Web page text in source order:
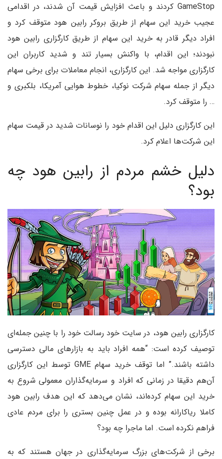
GameStop کردند و باعث افزایش قیمت آن شدند، در اقدامی
عجیب خرید این سهام از طریق بروکر رابین هود متوقف کرد و
افراد دیگر قادر به خرید این سهام از طریق کارگزاری رابین هود
نبودند؛ این اقدام، با واکنش بسیار تند و شدید کاربران این
کارگزاری مواجه شد. این کارگزاری، انجام معاملات برای برخی سهام
دیگر از جمله سهام شرکت نوکیا، خطوط هوایی آمریکا، بلک‎بری و
… را متوقف کرد.
این کارگزاری دلیل این اقدام خود را نوسانات شدید در قیمت سهام
این شرکت‌ها اعلام کرد.
دلیل خشم مردم از رابین هود چه
بود؟
کارگزاری رابین هود، در سایت خود رسالت خود را با چنین جمله‌ای
توصیف کرده است: “همه افراد باید به بازارهای مالی دسترسی
داشته باشند.” اما توقف خرید سهام GME توسط این کارگزاری
آن‌هم دقیقا در زمانی که افراد و سرمایه‌گذاران معمولی شروع به
خرید این سهام کرده‌اند، نشان می‌دهد که این هدف رابین هود
کاملا ریاکارانه بوده و در عمل چنین بستری را برای مردم عادی
فراهم نکرده است. اما ماجرا چه بود؟
برخی از شرکت‌های بزرگ سرمایه‌گذاری در جهان هستند که به